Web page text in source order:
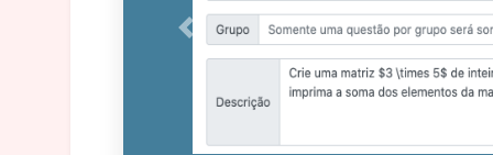
Previous